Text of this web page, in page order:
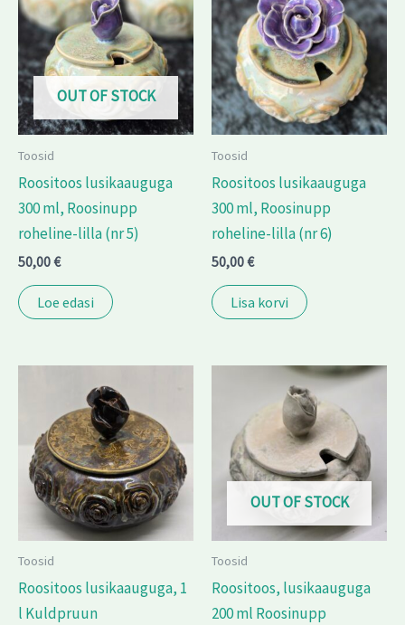
OUT OF STOCK
Toosid
Roositoos lusikaauguga
300 ml, Roosinupp
roheline-lilla (nr 5)
50,00€
Loe edasi
Toosid
Roositoos lusikaauguga
300 ml, Roosinupp
roheline-lilla (nr 6)
50,00€
Lisa korvi
Toosid
Roositoos lusikaauguga, 1
l Kuldpruun
OUT OF STOCK
Toosid
Roositoos, lusikaauguga
200 ml Roosinupp